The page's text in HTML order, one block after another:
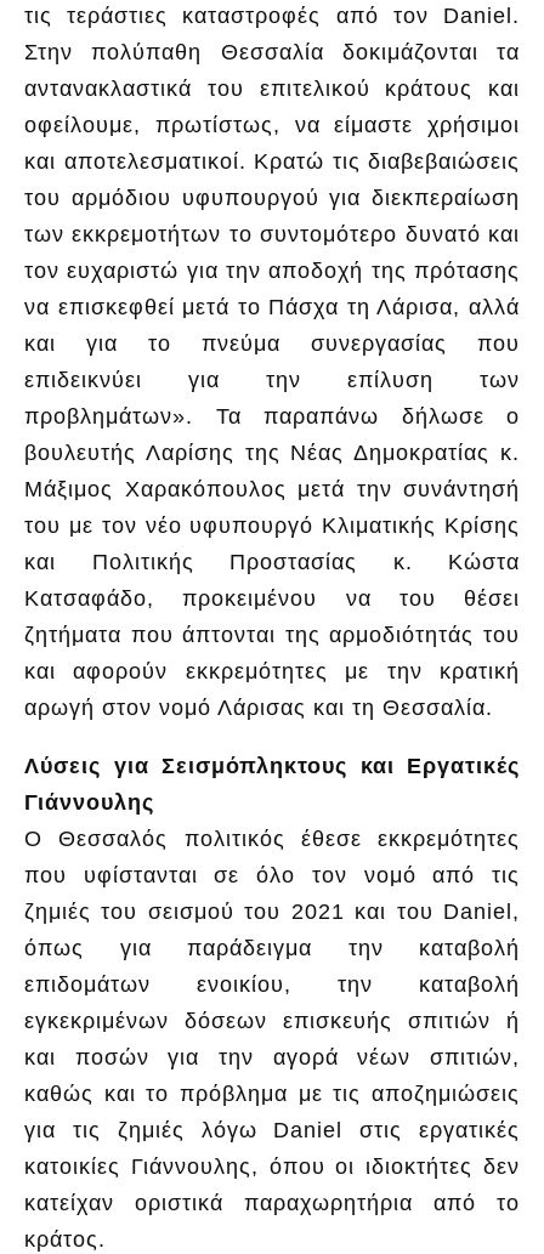
τις τεράστιες καταστροφές από τον Daniel.
Στην πολύπαθη Θεσσαλία δοκιμάζονται τα
αντανακλαστικά του επιτελικού κράτους και
οφείλουμε, πρωτίστως, να είμαστε χρήσιμοι
και αποτελεσματικοί. Κρατώ τις διαβεβαιώσεις
του αρμόδιου υφυπουργού για διεκπεραίωση
των εκκρεμοτήτων το συντομότερο δυνατό και
τον ευχαριστώ για την αποδοχή της πρότασης
να επισκεφθεί μετά το Πάσχα τη Λάρισα, αλλά
και για το πνεύμα συνεργασίας που
επιδεικνύει για την επίλυση των
προβλημάτων». Τα παραπάνω δήλωσε ο
βουλευτής Λαρίσης της Νέας Δημοκρατίας κ.
Μάξιμος Χαρακόπουλος μετά την συνάντησή
του με τον νέο υφυπουργό Κλιματικής Κρίσης
και Πολιτικής Προστασίας κ. Κώστα
Κατσαφάδο, προκειμένου να του θέσει
ζητήματα που άπτονται της αρμοδιότητάς του
και αφορούν εκκρεμότητες με την κρατική
αρωγή στον νομό Λάρισας και τη Θεσσαλία.
Λύσεις για Σεισμόπληκτους και Εργατικές
Γιάννουλης
Ο Θεσσαλός πολιτικός έθεσε εκκρεμότητες
που υφίστανται σε όλο τον νομό από τις
ζημιές του σεισμού του 2021 και του Daniel,
όπως για παράδειγμα την καταβολή
επιδομάτων ενοικίου, την καταβολή
εγκεκριμένων δόσεων επισκευής σπιτιών ή
και ποσών για την αγορά νέων σπιτιών,
καθώς και το πρόβλημα με τις αποζημιώσεις
για τις ζημιές λόγω Daniel στις εργατικές
κατοικίες Γιάννουλης, όπου οι ιδιοκτήτες δεν
κατείχαν οριστικά παραχωρητήρια από το
κράτος.